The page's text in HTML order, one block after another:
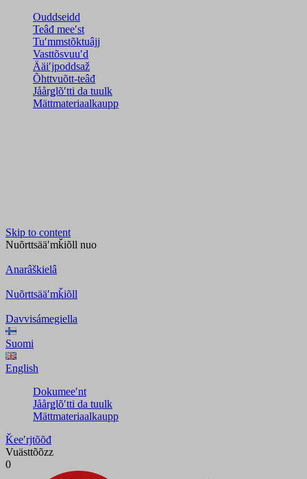
Ouddseidd
Teâđ meeʹst
Tuʹmmstõktuâjj
Vasttõsvuuʹd
Ääiʹjpoddsaž
Õhttvuõtt-teâđ
Jåårǥlõʹtti da tuulk
Mättmateriaalkaupp
Skip to content
Nuõrttsääʹmǩiõll nuo
Anarâškielâ
Nuõrttsääʹmǩiõll
Davvisámegiella
Suomi
English
Dokumeeʹnt
Jåårǥlõʹtti da tuulk
Mättmateriaalkaupp
Ǩeeʹrjtõõđ
Vuästtõõzz
0